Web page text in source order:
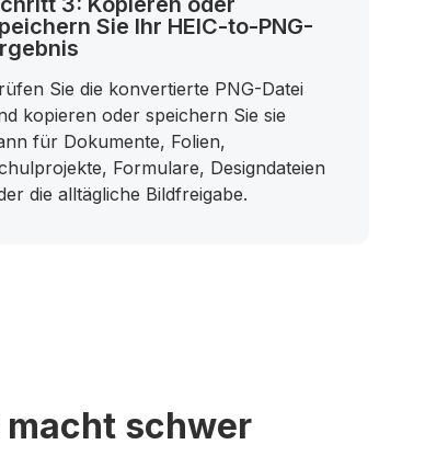
Sie Ihr HEIC-to-PNG-
Sie die konvertierte PNG-Datei
kopieren oder speichern Sie sie
für Dokumente, Folien,
Formulare, Designdateien
die alltägliche Bildfreigabe.
macht schwer